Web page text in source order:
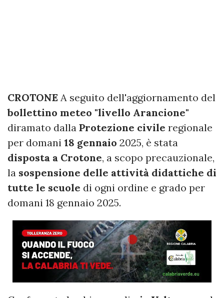
CROTONE A seguito dell'aggiornamento del
bollettino meteo "livello Arancione"
diramato dalla Protezione civile regionale
per domani 18 gennaio 2025, è stata
disposta a Crotone, a scopo precauzionale,
la sospensione delle attività didattiche di
tutte le scuole di ogni ordine e grado per
domani 18 gennaio 2025.